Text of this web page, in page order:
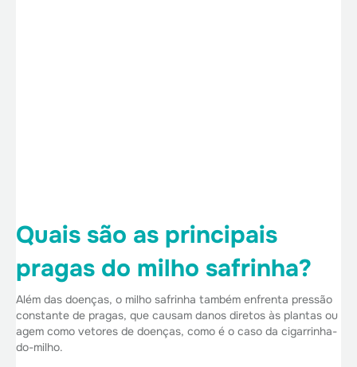
Quais são as principais
pragas do milho safrinha?
Além das doenças, o milho safrinha também enfrenta pressão
constante de pragas, que causam danos diretos às plantas ou
agem como vetores de doenças, como é o caso da cigarrinha-
do-milho.